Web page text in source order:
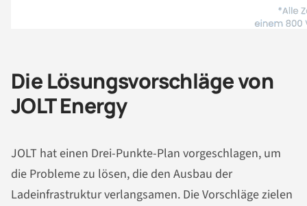
Die Lösungsvorschläge von
JOLT Energy
JOLT hat einen Drei-Punkte-Plan vorgeschlagen, um
die Probleme zu lösen, die den Ausbau der
Ladeinfrastruktur verlangsamen. Die Vorschläge zielen